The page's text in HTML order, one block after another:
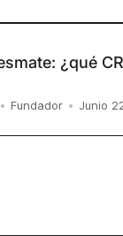
¿qué
• Fundador • Junio